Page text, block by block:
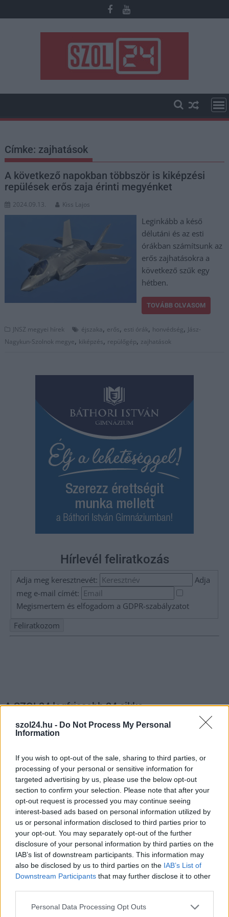
szol24.hu - Do Not Process My Personal
Information
If you wish to opt-out of the sale, sharing to third parties, or
processing of your personal or sensitive information for
targeted advertising by us, please use the below opt-out
section to confirm your selection. Please note that after your
opt-out request is processed you may continue seeing
interest-based ads based on personal information utilized by
us or personal information disclosed to third parties prior to
your opt-out. You may separately opt-out of the further
disclosure of your personal information by third parties on the
IAB’s list of downstream participants. This information may
also be disclosed by us to third parties on the IAB’s List of
Downstream Participants that may further disclose it to other
Please note that this website/app uses one or more Google
Personal Data Processing Opt Outs
to
Címke: zajhatások
A következő napokban többször is kiképzési
repülések erős zaja érinti megyénket
2024.09.13. Kiss Lajos
Leginkább a késő
délutáni és az esti
órákban számítsunk az
erős zajhatásokra a
következő szűk egy
hétben.
TOVÁBB OLVASOM
JNSZ megyei hírek éjszaka, erős, esti órák, honvédség, Jász-
Nagykun-Szolnok megye, kiképzés, repülőgép, zajhatások
Hírlevél feliratkozás
Adja meg keresztnevét:
Adja
meg e-mail címét:
Megismertem és elfogadom a GDPR-szabályzatot
A SZOL24 legfrissebb 24 cikke
A Tisza Párt Dr. Baka Andrást jelöli köztársasági elnöknek
Óriási, több mint két méteres harcsát fogott a Tiszán a 13 éves
fiú (VIDEÓVAL)
Hétfőn kezdik, csütörtökön végeznek – lezárás miatt
fennakadásokra és pótlóbuszos közlekedésre számítsunk az
egyik Jász-Nagykun-Szolnok megyei vasútvonalon
Visszaszámlálás indul: -1, 0, Sziget!
Magyarország jobban látszik közelről – heti médiaszemle a
független helyi sajtóból
Már magasabb szinten is nyomoznak Szijjártó